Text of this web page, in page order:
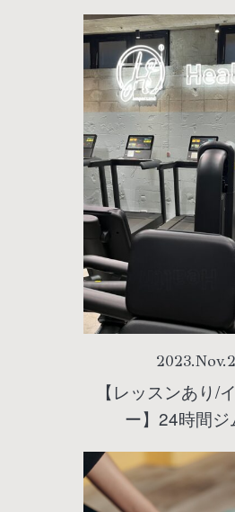
2023.Nov.
【レッスンあり/
ー】24時間ジ
サンド）」に潜入
スマートピラティ